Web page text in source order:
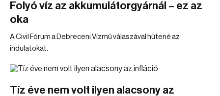
Folyó víz az akkumulátorgyárnál – ez az
oka
A Civil Fórum a Debreceni Vízmű válaszával hűtené az
indulatokat.
Tíz éve nem volt ilyen alacsony az